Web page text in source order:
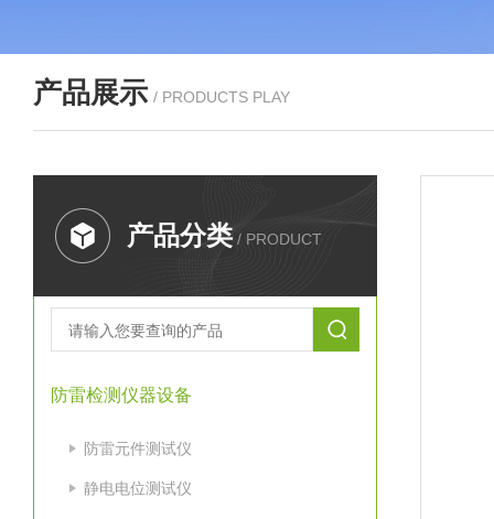
产品展示 / PRODUCTS PLAY
产品分类 / PRODUCT
防雷检测仪器设备
防雷元件测试仪
静电电位测试仪